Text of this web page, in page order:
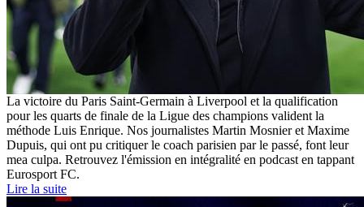
La victoire du Paris Saint-Germain à Liverpool et la qualification
pour les quarts de finale de la Ligue des champions valident la
méthode Luis Enrique. Nos journalistes Martin Mosnier et Maxime
Dupuis, qui ont pu critiquer le coach parisien par le passé, font leur
mea culpa. Retrouvez l'émission en intégralité en podcast en tappant
Eurosport FC.
Lire la suite